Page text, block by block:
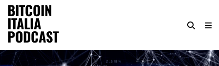
BITCOIN
ITALIA
PODCAST